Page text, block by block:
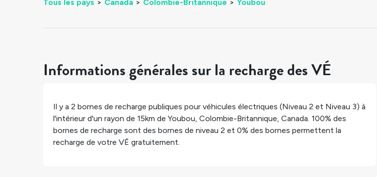
Tous les pays > Canada > Colombie-Britannique > Youbou
Informations générales sur la recharge des VÉ
Il y a 2 bornes de recharge publiques pour véhicules électriques (Niveau 2 et Niveau 3) à
l'intérieur d'un rayon de 15km de Youbou, Colombie-Britannique, Canada. 100% des
bornes de recharge sont des bornes de niveau 2 et 0% des bornes permettent la
recharge de votre VÉ gratuitement.